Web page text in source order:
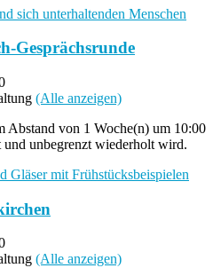
Gesprächsrunde
(Alle anzeigen)
Abstand von 1 Woche(n) um 10:00
unbegrenzt wiederholt wird.
(Alle anzeigen)